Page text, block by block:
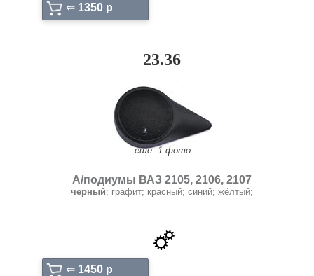
⇐ 1350 p
23.36
ещё: 1 фото
А/подиумы ВАЗ 2105, 2106, 2107
черный; графит; красный; синий; жёлтый;
⇐ 1450 p